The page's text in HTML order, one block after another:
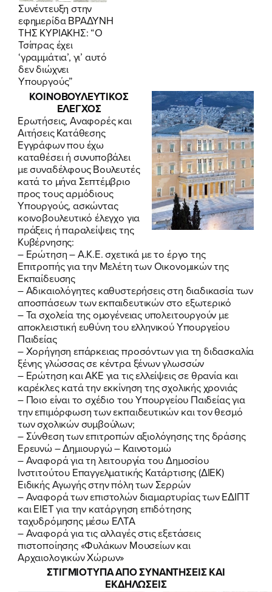
Συνέντευξη στην
εφημερίδα ΒΡΑΔΥΝΗ
ΤΗΣ ΚΥΡΙΑΚΗΣ: “Ο
Τσίπρας έχει
‘γραμμάτια’, γι’ αυτό
δεν διώχνει
Υπουργούς”
ΚΟΙΝΟΒΟΥΛΕΥΤΙΚΟΣ
ΕΛΕΓΧΟΣ
Ερωτήσεις, Αναφορές και
Αιτήσεις Κατάθεσης
Εγγράφων που έχω
καταθέσει ή συνυποβάλει
με συναδέλφους Βουλευτές
κατά το μήνα Σεπτέμβριο
προς τους αρμόδιους
Υπουργούς, ασκώντας
κοινοβουλευτικό έλεγχο για
πράξεις ή παραλείψεις της
Κυβέρνησης:
– Ερώτηση – Α.Κ.Ε. σχετικά με το έργο της
Επιτροπής για την Μελέτη των Οικονομικών της
Εκπαίδευσης
–Αδικαιολόγητες καθυστερήσεις στη διαδικασία των
αποσπάσεων των εκπαιδευτικών στο εξωτερικό
–Τα σχολεία της ομογένειας υπολειτουργούν με
αποκλειστική ευθύνη του ελληνικού Υπουργείου
Παιδείας
–Χορήγηση επάρκειας προσόντων για τη διδασκαλία
ξένης γλώσσας σε κέντρα ξένων γλωσσών
– Ερώτηση και ΑΚΕ για τις ελλείψεις σε θρανία και
καρέκλες κατά την εκκίνηση της σχολικής χρονιάς
– Ποιο είναι το σχέδιο του Υπουργείου Παιδείας για
την επιμόρφωση των εκπαιδευτικών και τον θεσμό
των σχολικών συμβούλων;
– Σύνθεση των επιτροπών αξιολόγησης της δράσης
Ερευνώ – Δημιουργώ – Καινοτομώ
–Αναφορά για τη λειτουργία του Δημοσίου
Ινστιτούτου Επαγγελματικής Κατάρτισης (ΔΙΕΚ)
Ειδικής Αγωγής στην πόλη των Σερρών
–Αναφορά των επιστολών διαμαρτυρίας των ΕΔΙΠΤ
και ΕΙΕΤ για την κατάργηση επιδότησης
ταχυδρόμησης μέσω ΕΛΤΑ
–Αναφορά για τις αλλαγές στις εξετάσεις
πιστοποίησης «Φυλάκων Μουσείων και
Αρχαιολογικών Χώρων»
ΣΤΙΓΜΙΟΤΥΠΑ ΑΠΟ ΣΥΝΑΝΤΗΣΕΙΣ ΚΑΙ
ΕΚΔΗΛΩΣΕΙΣ